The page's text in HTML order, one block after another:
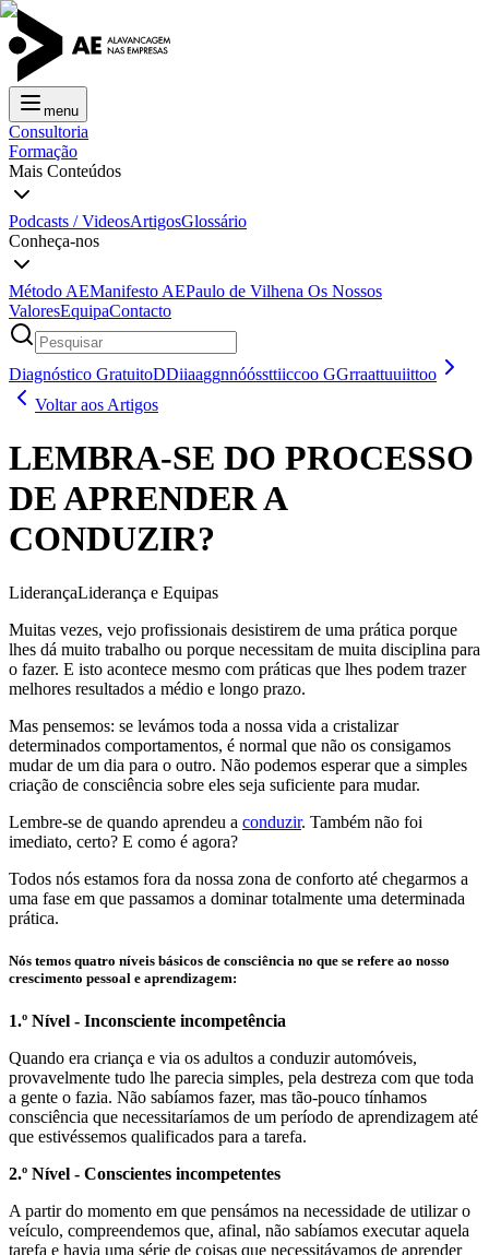
menu
Consultoria
Formação
Mais Conteúdos
Podcasts / VideosArtigosGlossário
Conheça-nos
Método AEManifesto AEPaulo de Vilhena Os Nossos
ValoresEquipaContacto
Diagnóstico GratuitoDDiiaaggnnóóssttiiccoo GGrraattuuiittoo
Voltar aos Artigos
LEMBRA-SE DO PROCESSO
DE APRENDER A
CONDUZIR?
LiderançaLiderança e Equipas
Muitas vezes, vejo profissionais desistirem de uma prática porque
lhes dá muito trabalho ou porque necessitam de muita disciplina para
o fazer. E isto acontece mesmo com práticas que lhes podem trazer
melhores resultados a médio e longo prazo.
Mas pensemos: se levámos toda a nossa vida a cristalizar
determinados comportamentos, é normal que não os consigamos
mudar de um dia para o outro. Não podemos esperar que a simples
criação de consciência sobre eles seja suficiente para mudar.
Lembre-se de quando aprendeu a conduzir. Também não foi
imediato, certo? E como é agora?
Todos nós estamos fora da nossa zona de conforto até chegarmos a
uma fase em que passamos a dominar totalmente uma determinada
prática.
Nós temos quatro níveis básicos de consciência no que se refere ao nosso
crescimento pessoal e aprendizagem:
1.º Nível - Inconsciente incompetência
Quando era criança e via os adultos a conduzir automóveis,
provavelmente tudo lhe parecia simples, pela destreza com que toda
a gente o fazia. Não sabíamos fazer, mas tão-pouco tínhamos
consciência que necessitaríamos de um período de aprendizagem até
que estivéssemos qualificados para a tarefa.
2.º Nível - Conscientes incompetentes
A partir do momento em que pensámos na necessidade de utilizar o
veículo, compreendemos que, afinal, não sabíamos executar aquela
tarefa e havia uma série de coisas que necessitávamos de aprender